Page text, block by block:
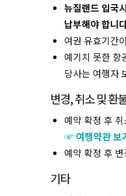
뉴질랜드 입
납부해야 합니
여권 유효기간
예기치 못한 항
당사는 여행자
변경, 취소 및 환
예약 확정 후
☞ 여행약관 보
예약 확정 후
기타